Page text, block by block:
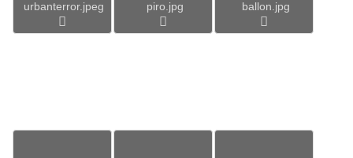
urbanterror.jpeg piro.jpg ballon.jpg